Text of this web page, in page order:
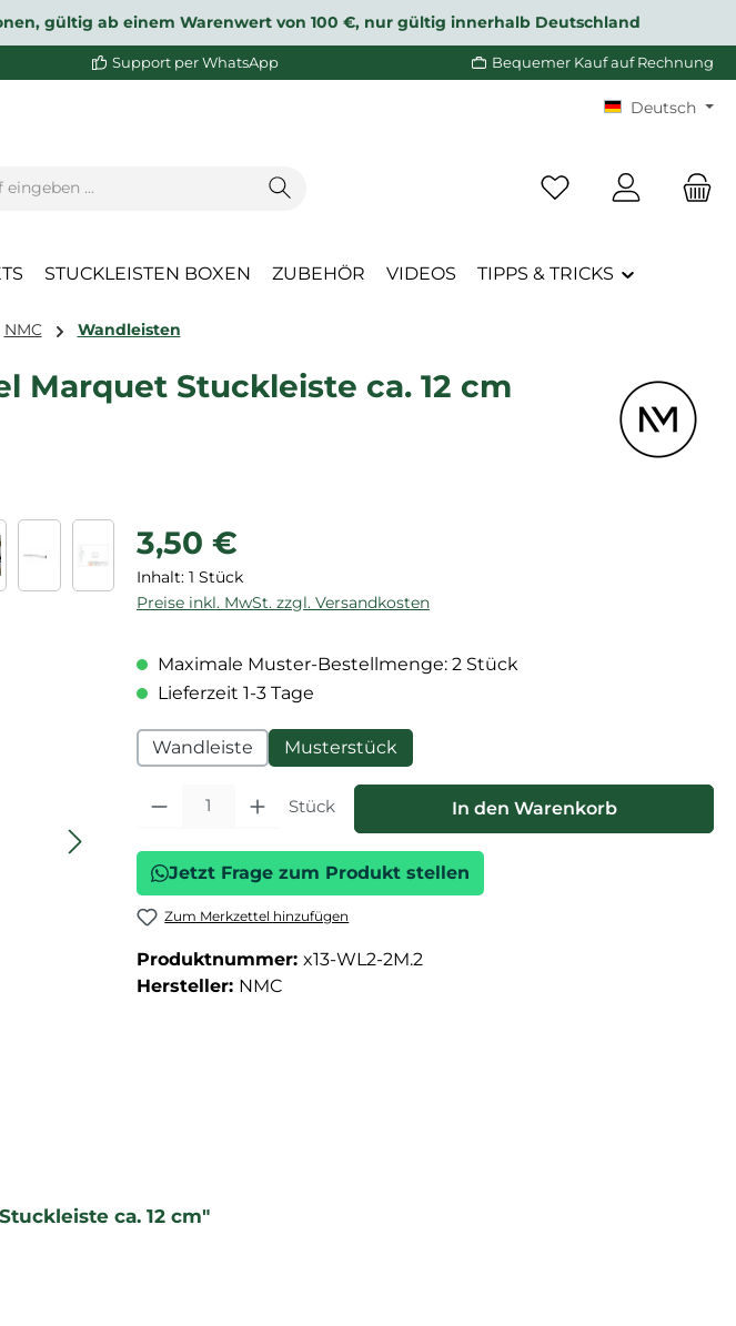
gültig ab einem Warenwert von 100 €, nur gültig innerhalb Deutschland
Support per WhatsApp Bequemer Kauf auf Rechnung
Deutsch
Du hast 0 Produkte
STUCKLEISTEN BOXEN ZUBEHÖR VIDEOS TIPPS & TRICKS
NMC Wandleisten
Marquet Stuckleiste ca. 12 cm
Regulärer Preis:
3,50 €
Inhalt: 1 Stück
Preise inkl. MwSt. zzgl. Versandkosten
Maximale Muster-Bestellmenge: 2 Stück
Lieferzeit 1-3 Tage
Wandleiste Musterstück
Produkt Anzahl: Gib den gewünschten Wert ein oder benutze die
Stück In den Warenkorb
Jetzt Frage zum Produkt stellen
Zum Merkzettel hinzufügen
Produktnummer: x13-WL2-2M.2
Hersteller: NMC
ca. 12 cm"